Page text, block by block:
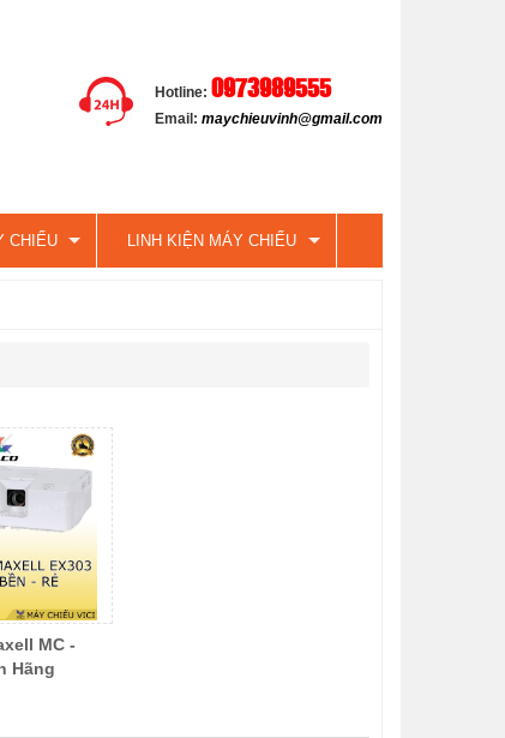
Hotline: 0973989555
Email: maychieuvinh@gmail.com
CHIẾU LINH KIỆN MÁY CHIẾU
MC -
Hãng